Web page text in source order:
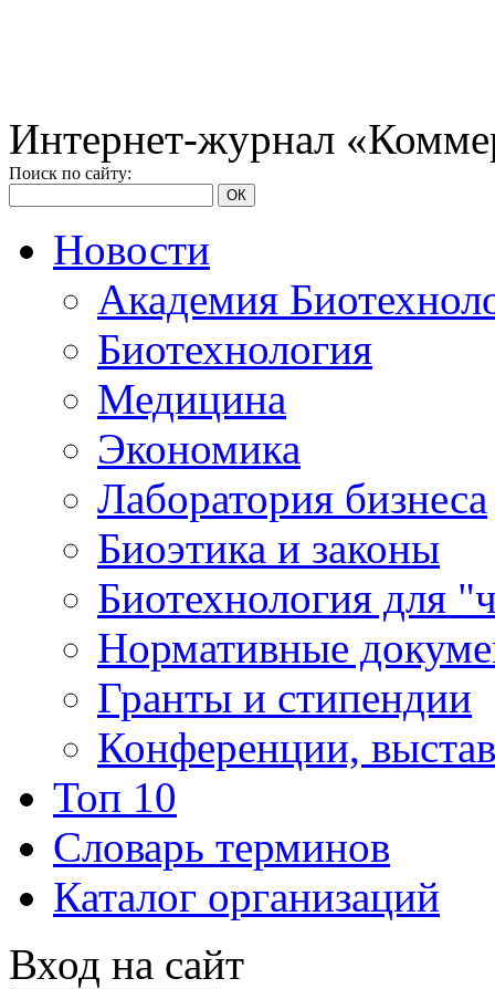
Интернет-журнал
Поиск по сайту:
ОК
Новости
Академия
Биотехнология
Медицина
Экономика
Лаборатория бизнеса
Биоэтика и законы
Биотехнология для
Нормативные
Гранты и стипендии
Конференции,
Топ 10
Словарь терминов
Каталог организаций
Вход на сайт